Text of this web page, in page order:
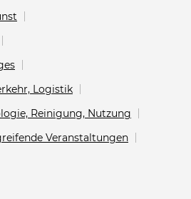
Logistik
Reinigung, Nutzung
Veranstaltungen